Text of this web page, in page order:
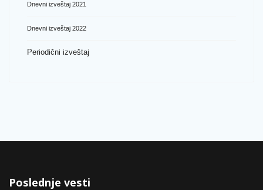
Dnevni izveštaj 2021
Dnevni izveštaj 2022
Periodični izveštaj
Poslednje vesti